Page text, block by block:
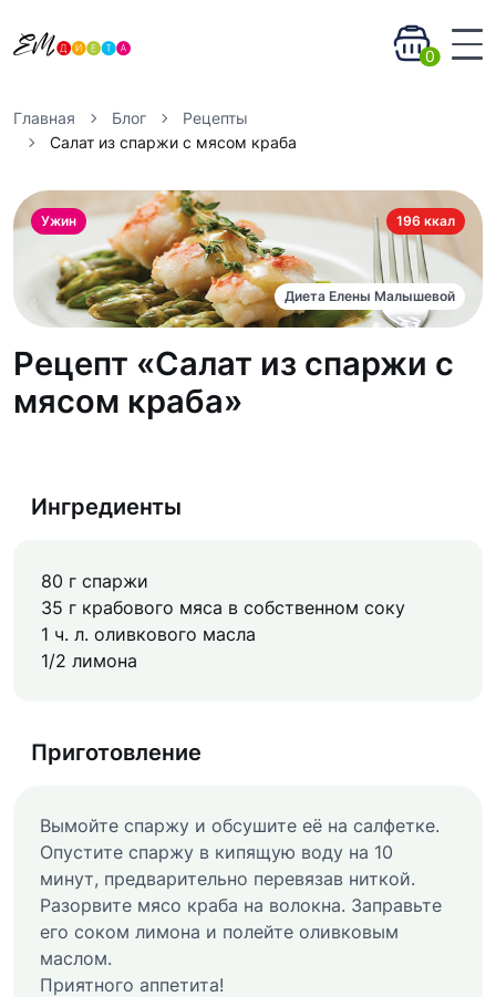
0
Главная Блог
Рецепты
Салат из спаржи с мясом краба
196 ккал
Ужин
Диета Елены Малышевой
Рецепт «Салат из спаржи с
мясом краба»
Ингредиенты
80 г спаржи
35 г крабового мяса в собственном соку
1 ч. л. оливкового масла
1/2 лимона
Приготовление
Вымойте спаржу и обсушите её на салфетке.
Опустите спаржу в кипящую воду на 10
минут, предварительно перевязав ниткой.
Разорвите мясо краба на волокна. Заправьте
его соком лимона и полейте оливковым
маслом.
Приятного аппетита!